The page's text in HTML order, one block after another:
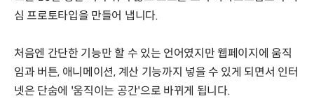
심 프로토타입을 만들어 냅니다.
처음엔 간단한 기능만 할 수 있는 언어였지만 웹페이지에 움직
임과 버튼, 애니메이션, 계산 기능까지 넣을 수 있게 되면서 인터
넷은 단숨에 '움직이는 공간'으로 바뀌게 됩니다.